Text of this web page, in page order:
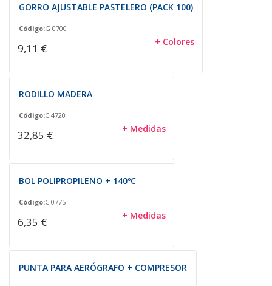
GORRO AJUSTABLE PASTELERO (PACK 100)
Código:G 0700
9,11 € + Colores
RODILLO MADERA
Código:C 4720
32,85 € + Medidas
BOL POLIPROPILENO + 140ºC
Código:C 0775
6,35 € + Medidas
PUNTA PARA AERÓGRAFO + COMPRESOR